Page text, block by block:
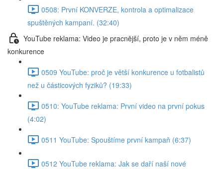
0508: První KONVERZE, kontrola a optimalizace
spuštěných kampaní. (32:40)
YouTube reklama: Video je pracnější, proto je v něm méně
konkurence
0509 YouTube: proč je větší konkurence u fotbalistů
než u částicových fyziků? (19:33)
0510: YouTube reklama: První video na první pokus
(4:02)
0511 YouTube: Spouštíme první kampaň (6:37)
0512 YouTube reklama: Jak se daří naší nové